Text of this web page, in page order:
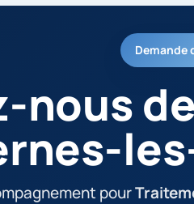
Demande
nous
pour